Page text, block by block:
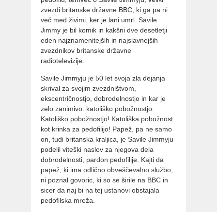
zvezdi britanske državne BBC, ki ga pa ni
več med živimi, ker je lani umrl. Savile
Jimmy je bil komik in kakšni dve desetletji
eden najznamenitejših in najslavnejših
zvezdnikov britanske državne
radiotelevizije.
Savile Jimmyju je 50 let svoja zla dejanja
skrival za svojim zvezdništvom,
ekscentričnostjo, dobrodelnostjo in kar je
zelo zanimivo: katoliško pobožnostjo.
Katoliško pobožnostjo! Katoliška pobožnost
kot krinka za pedofilijo! Papež, pa ne samo
on, tudi britanska kraljica, je Savile Jimmyju
podelil viteški naslov za njegova dela
dobrodelnosti, pardon pedofilije. Kajti da
papež, ki ima odlično obveščevalno službo,
ni poznal govoric, ki so se širile na BBC in
sicer da naj bi na tej ustanovi obstajala
pedofilska mreža.